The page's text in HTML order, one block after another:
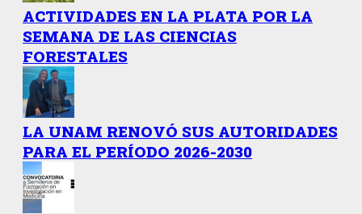
ACTIVIDADES EN LA PLATA POR LA
SEMANA DE LAS CIENCIAS
FORESTALES
LA UNAM RENOVÓ SUS AUTORIDADES
PARA EL PERÍODO 2026-2030